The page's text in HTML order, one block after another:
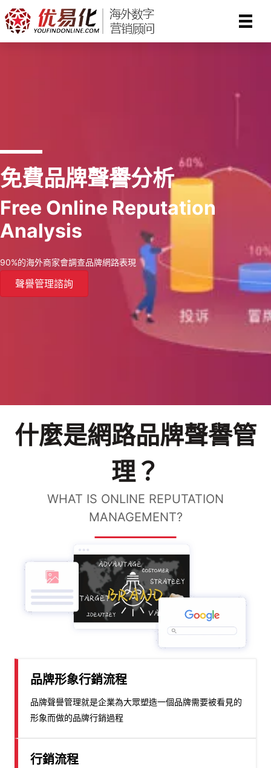
Skip
to
content
免費品牌聲譽分析
Free Online Reputation
Analysis
90%的海外商家會調查品牌網路表現
聲譽管理諮詢
什麼是網路品牌聲譽管
理？
WHAT IS ONLINE REPUTATION
MANAGEMENT?
品牌形象行銷流程
品牌聲譽管理就是企業為大眾塑造一個品牌需要被看見的
形象而做的品牌行銷過程
行銷流程